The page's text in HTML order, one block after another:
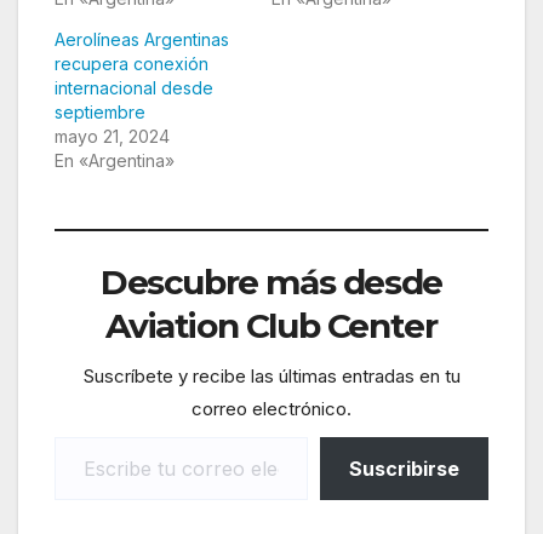
Aerolíneas Argentinas
recupera conexión
internacional desde
septiembre
mayo 21, 2024
En «Argentina»
Descubre más desde
Aviation Club Center
Suscríbete y recibe las últimas entradas en tu
correo electrónico.
Suscribirse